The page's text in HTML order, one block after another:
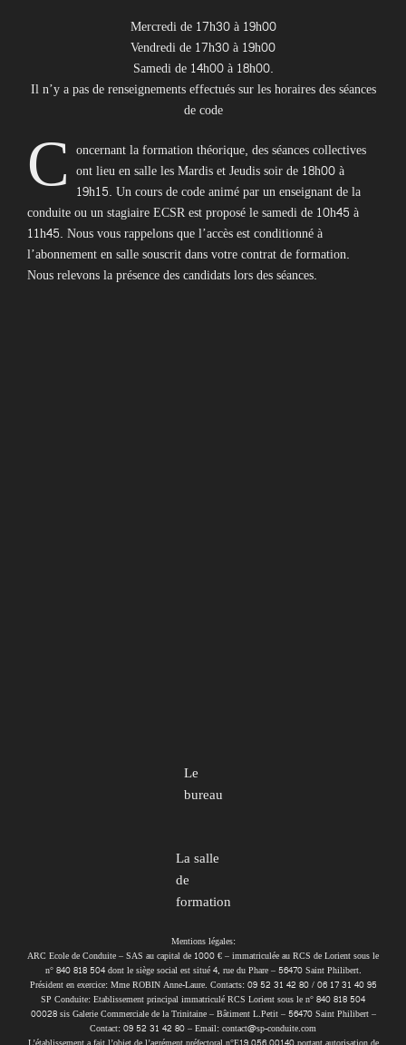
Mercredi de 17h30 à 19h00
Vendredi de 17h30 à 19h00
Samedi de 14h00 à 18h00.
Il n’y a pas de renseignements effectués sur les horaires des séances
de code
C oncernant la formation théorique, des séances collectives
ont lieu en salle les Mardis et Jeudis soir de 18h00 à
19h15. Un cours de code animé par un enseignant de la
conduite ou un stagiaire ECSR est proposé le samedi de 10h45 à
11h45. Nous vous rappelons que l’accès est conditionné à
l’abonnement en salle souscrit dans votre contrat de formation.
Nous relevons la présence des candidats lors des séances.
Le
bureau
La salle
de
formation
Mentions légales:
ARC Ecole de Conduite – SAS au capital de 1000 € – immatriculée au RCS de Lorient sous le
n° 840 818 504 dont le siège social est situé 4, rue du Phare – 56470 Saint Philibert.
Président en exercice: Mme ROBIN Anne-Laure. Contacts: 09 52 31 42 80 / 06 17 31 40 95
SP Conduite: Etablissement principal immatriculé RCS Lorient sous le n° 840 818 504
00028 sis Galerie Commerciale de la Trinitaine – Bâtiment L.Petit – 56470 Saint Philibert –
Contact: 09 52 31 42 80 – Email: contact@sp-conduite.com